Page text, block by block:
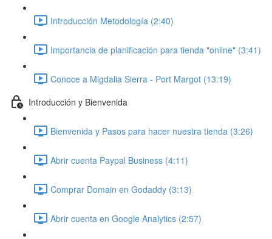
Introducción Metodología (2:40)
Importancia de planificación para tienda "online" (3:41)
Conoce a Migdalia Sierra - Port Margot (13:19)
Introducción y Bienvenida
Bienvenida y Pasos para hacer nuestra tienda (3:26)
Abrir cuenta Paypal Business (4:11)
Comprar Domain en Godaddy (3:13)
Abrir cuenta en Google Analytics (2:57)